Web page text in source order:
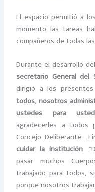
El espacio permitió a
momento las tareas
compañeros de todas
Durante el desarrollo
secretario General del
dirigió a los
todos, nosotros
ustedes para
agradecerles a
Concejo Deliberante”.
cuidar la institución:
pasar muchos
trabajado para todos,
porque nosotros